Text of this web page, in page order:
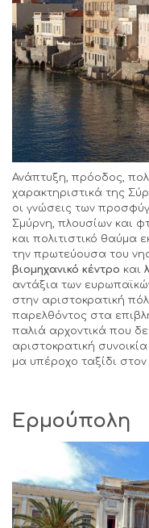
Ανάπτυξη, πρόοδος,
χαρακτηριστικά της
οι γνώσεις των
Σμύρνη, πλουσίων και
και πολιτιστικό θαύμα
την πρωτεύουσα του
βιομηχανικό κέντρο και
αντάξια των
στην αριστοκρατική
παρελθόντος στα
παλιά αρχοντικά που
αριστοκρατική συνοικία
μα υπέροχο ταξίδι στον
Ερμούπολη